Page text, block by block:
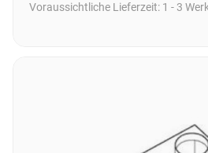
Voraussichtliche Lieferzeit: 1 - 3